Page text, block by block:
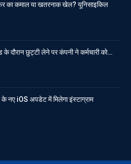
का कमाल या खतरनाक खेल? यूनिसाइकिल
के दौरान छुट्टी लेने पर कंपनी ने कर्मचारी को…
नए iOS अपडेट में मिलेगा इंस्टाग्राम